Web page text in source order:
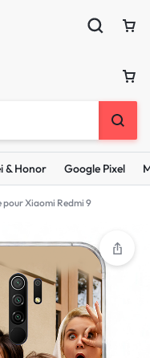
& Honor Google Pixel
pour Xiaomi Redmi 9